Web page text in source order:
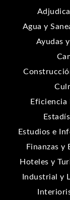
Agua y
Ayudas
Eficiencia
Estudios e
Finanzas y
Hoteles y
Industrial y